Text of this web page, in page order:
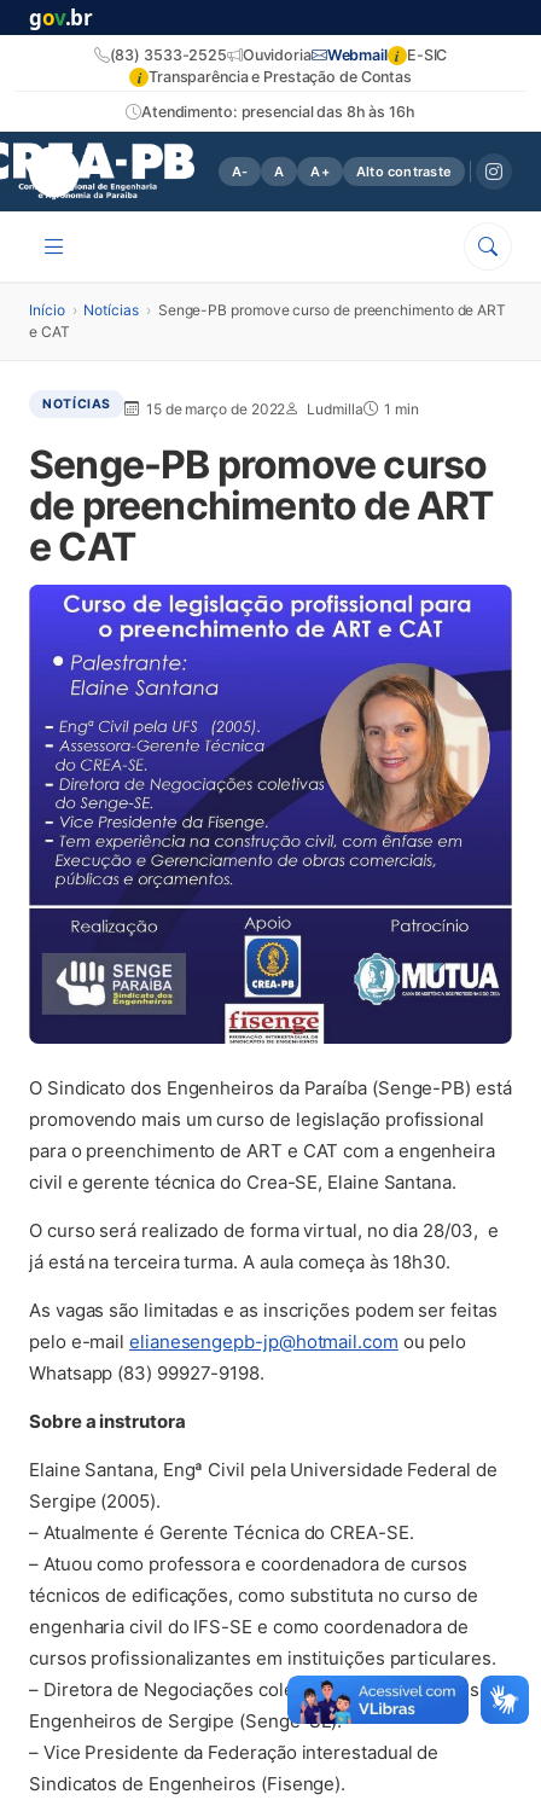
gov.br
Atendimento: presencial das 8h às 16h
(83) 3533-2525 Ouvidoria Webmail i E-SIC
i Transparência e Prestação de Contas
A- A A+ Alto contraste
Início › Notícias › Senge-PB promove curso de preenchimento de ART
e CAT
NOTÍCIAS 15 de março de 2022 Ludmilla 1 min
Senge-PB promove curso
de preenchimento de ART
e CAT
O Sindicato dos Engenheiros da Paraíba (Senge-PB) está
promovendo mais um curso de legislação profissional
para o preenchimento de ART e CAT com a engenheira
civil e gerente técnica do Crea-SE, Elaine Santana.
O curso será realizado de forma virtual, no dia 28/03, e
já está na terceira turma. A aula começa às 18h30.
As vagas são limitadas e as inscrições podem ser feitas
pelo e-mailelianesengepb-jp@hotmail.com ou pelo
Whatsapp (83) 99927-9198.
Sobre a instrutora
Elaine Santana, Engª Civil pela Universidade Federal de
Sergipe (2005).
– Atualmente é Gerente Técnica do CREA-SE.
– Atuou como professora e coordenadora de cursos
técnicos de edificações, como substituta no curso de
engenharia civil do IFS-SE e como coordenadora de
cursos profissionalizantes em instituições particulares.
– Diretora de Negociações coletivas do Sindicato dos
Engenheiros de Sergipe (Senge-SE).
– Vice Presidente da Federação interestadual de
Sindicatos de Engenheiros (Fisenge).